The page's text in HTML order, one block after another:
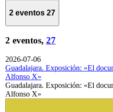
2 eventos 27
2 eventos, 27
2026-07-06
Guadalajara. Exposición: «El
Alfonso X»
Guadalajara. Exposición: «El
Alfonso X»